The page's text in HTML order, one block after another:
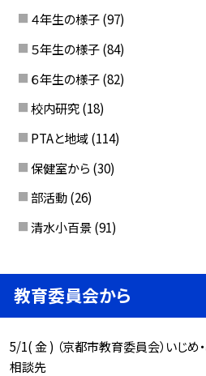
４年生の様子 (97)
５年生の様子 (84)
６年生の様子 (82)
校内研究 (18)
PTAと地域 (114)
保健室から (30)
部活動 (26)
清水小百景 (91)
教育委員会から
5/1( 金 ) （京都市教育委員会）いじめ
相談先